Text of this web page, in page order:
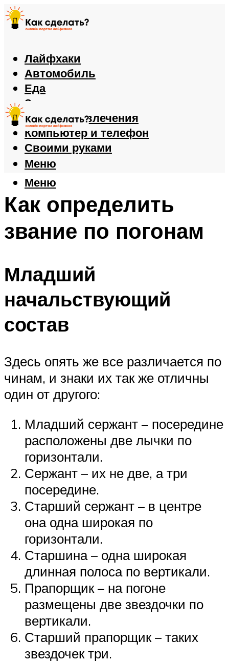
Лайфхаки
Автомобиль
Еда
Здоровье
Игры и развлечения
Компьютер и телефон
Своими руками
Меню
Меню
Как определить
звание по погонам
Младший
начальствующий
состав
Здесь опять же все различается по
чинам, и знаки их так же отличны
один от другого:
Младший сержант – посередине
расположены две лычки по
горизонтали.
Сержант – их не две, а три
посередине.
Старший сержант – в центре
она одна широкая по
горизонтали.
Старшина – одна широкая
длинная полоса по вертикали.
Прапорщик – на погоне
размещены две звездочки по
вертикали.
Старший прапорщик – таких
звездочек три.